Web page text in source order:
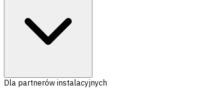
Dla partnerów instalacyjnych